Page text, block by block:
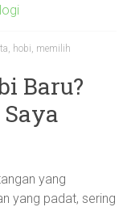
, hobi, memilih
Baru?
yang
yang padat, sering